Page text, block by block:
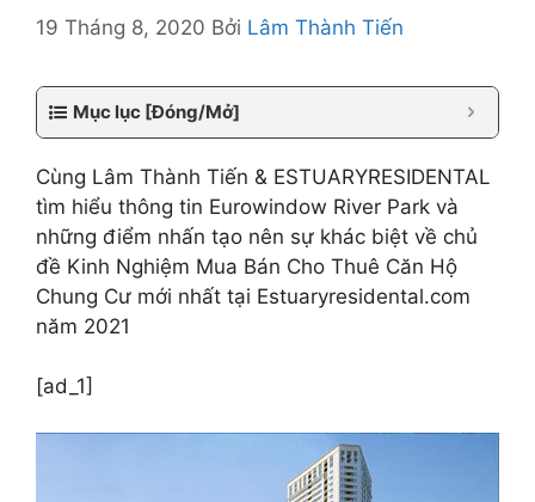
19 Tháng 8, 2020 Bởi Lâm Thành Tiến
Mục lục [Đóng/Mở]
Cùng Lâm Thành Tiến & ESTUARYRESIDENTAL
tìm hiểu thông tin Eurowindow River Park và
những điểm nhấn tạo nên sự khác biệt về chủ
đề Kinh Nghiệm Mua Bán Cho Thuê Căn Hộ
Chung Cư mới nhất tại Estuaryresidental.com
năm 2021
[ad_1]